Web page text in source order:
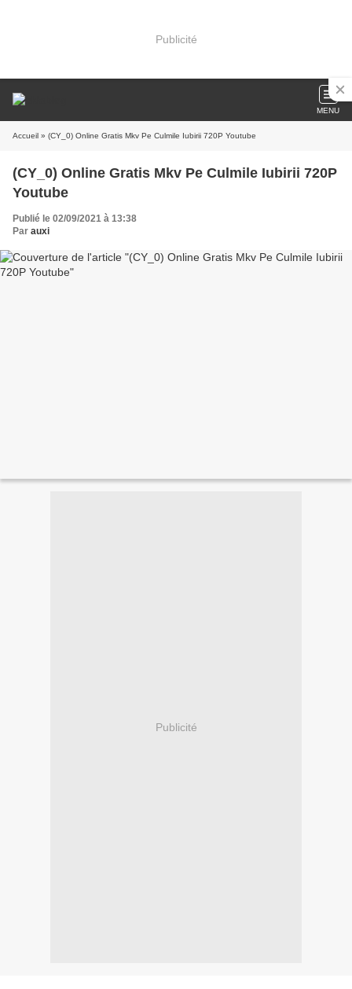
Publicité
MENU
Accueil » (CY_0) Online Gratis Mkv Pe Culmile Iubirii 720P Youtube
(CY_0) Online Gratis Mkv Pe Culmile Iubirii 720P
Youtube
Publié le 02/09/2021 à 13:38
Par auxi
Publicité